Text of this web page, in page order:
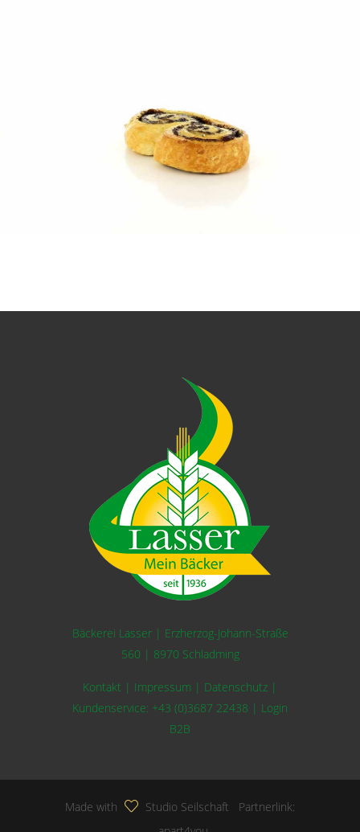
Bäckerei Lasser | Erzherzog-Johann-Straße
560 | 8970 Schladming
Kontakt | Impressum | Datenschutz |
Kundenservice: +43 (0)3687 22438 | Login
B2B
Made with Studio Seilschaft
Partnerlink: